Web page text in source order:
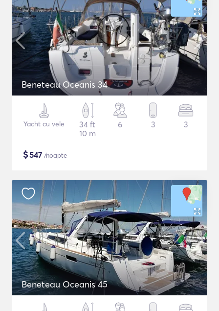
Beneteau Oceanis 34
Yacht cu vele
34 ft
10 m
6 3 3
$547 /noapte
Beneteau Oceanis 45